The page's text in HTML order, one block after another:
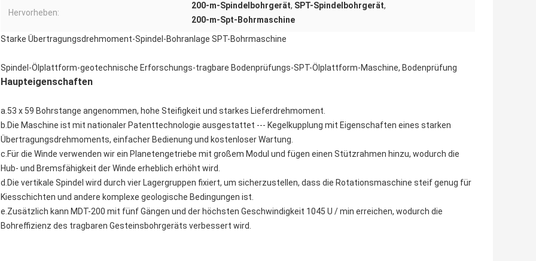
Hervorheben:
200-m-Spindelbohrgerät, SPT-Spindelbohrgerät,
200-m-Spt-Bohrmaschine
Starke Übertragungsdrehmoment-Spindel-Bohranlage SPT-Bohrmaschine
Spindel-Ölplattform-geotechnische Erforschungs-tragbare Bodenprüfungs-SPT-Ölplattform-Maschine, Bodenprüfung
Haupteigenschaften
a.53 x 59 Bohrstange angenommen, hohe Steifigkeit und starkes Lieferdrehmoment.
b.Die Maschine ist mit nationaler Patenttechnologie ausgestattet --- Kegelkupplung mit Eigenschaften eines starken
Übertragungsdrehmoments, einfacher Bedienung und kostenloser Wartung.
c.Für die Winde verwenden wir ein Planetengetriebe mit großem Modul und fügen einen Stützrahmen hinzu, wodurch die
Hub- und Bremsfähigkeit der Winde erheblich erhöht wird.
d.Die vertikale Spindel wird durch vier Lagergruppen fixiert, um sicherzustellen, dass die Rotationsmaschine steif genug für
Kiesschichten und andere komplexe geologische Bedingungen ist.
e.Zusätzlich kann MDT-200 mit fünf Gängen und der höchsten Geschwindigkeit 1045 U / min erreichen, wodurch die
Bohreffizienz des tragbaren Gesteinsbohrgeräts verbessert wird.